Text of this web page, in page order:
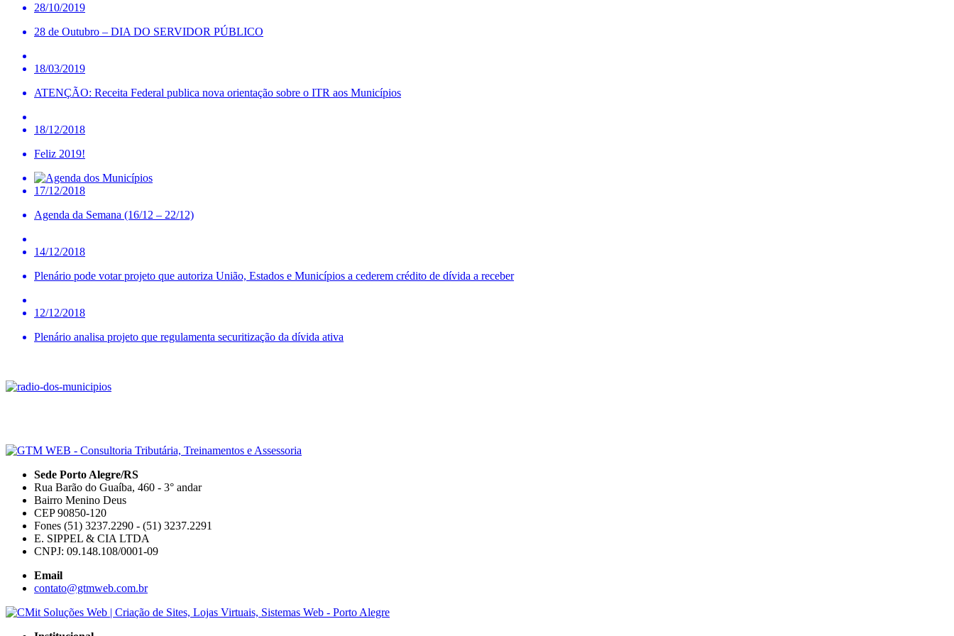
28/10/2019
28 de Outubro – DIA DO SERVIDOR PÚBLICO
18/03/2019
ATENÇÃO: Receita Federal publica nova orientação sobre o ITR aos Municípios
18/12/2018
Feliz 2019!
17/12/2018
Agenda da Semana (16/12 – 22/12)
14/12/2018
Plenário pode votar projeto que autoriza União, Estados e Municípios a cederem crédito de dívida a receber
12/12/2018
Plenário analisa projeto que regulamenta securitização da dívida ativa
Sede Porto Alegre/RS
Rua Barão do Guaíba, 460 - 3° andar
Bairro Menino Deus
CEP 90850-120
Fones (51) 3237.2290 - (51) 3237.2291
E. SIPPEL & CIA LTDA
CNPJ: 09.148.108/0001-09
Email
contato@gtmweb.com.br